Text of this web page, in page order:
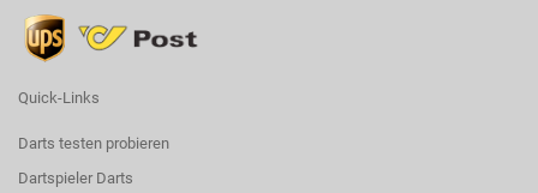
Quick-Links
Darts testen probieren
Dartspieler Darts